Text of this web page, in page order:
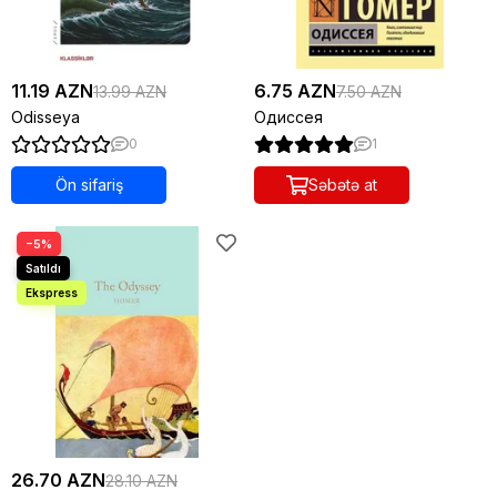
11.19 AZN13.99 AZN
Odisseya
0
Ön sifariş
6.75 AZN7.50 AZN
Одиссея
1
Səbətə at
−5%
26.70 AZN28.10 AZN